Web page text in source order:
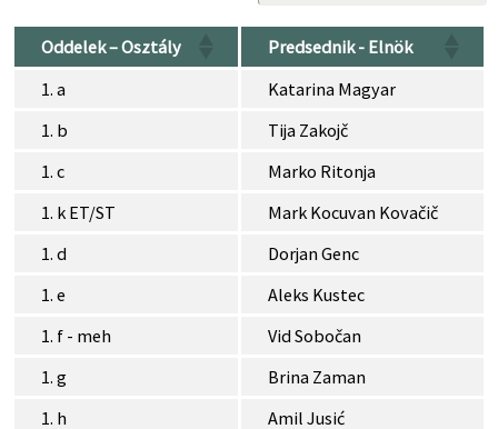
Oddelek – Osztály
Predsednik - Elnök
1. a
Katarina Magyar
1. b
Tija Zakojč
1. c
Marko Ritonja
1. k ET/ST
Mark Kocuvan Kovačič
1. d
Dorjan Genc
1. e
Aleks Kustec
1. f - meh
Vid Sobočan
1. g
Brina Zaman
1. h
Amil Jusić